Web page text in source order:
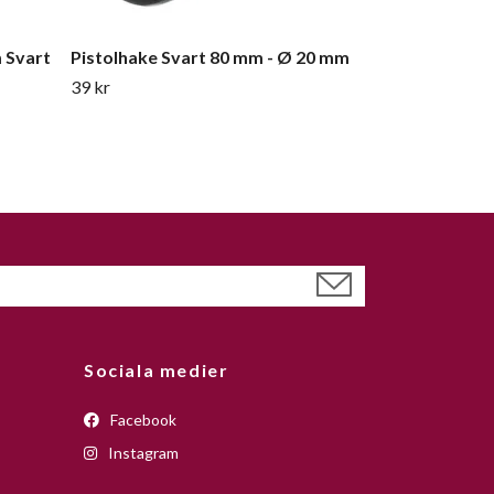
Svart
Pistolhake Svart 80 mm - Ø 20 mm
39 kr
Sociala medier
Facebook
Instagram